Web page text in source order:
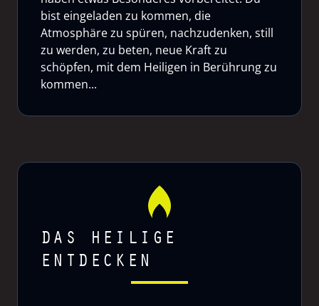
bist eingeladen zu kommen, die
Atmosphäre zu spüren, nachzudenken, still
zu werden, zu beten, neue Kraft zu
schöpfen, mit dem Heiligen in Berührung zu
kommen...
DAS HEILIGE
ENTDECKEN